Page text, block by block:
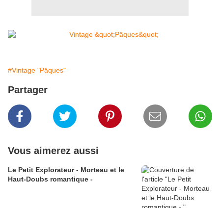
#Vintage "Pâques"
Partager
Vous aimerez aussi
Le Petit Explorateur - Morteau et le
Haut-Doubs romantique -